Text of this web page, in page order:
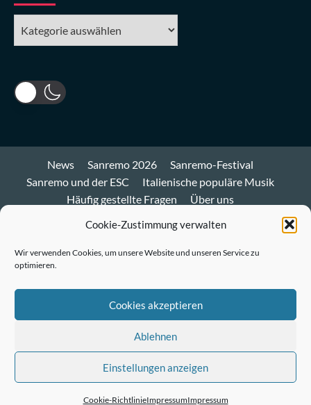
Cookie-Zustimmung verwalten
Wir verwenden Cookies, um unsere Website und unseren Service zu
optimieren.
Cookies akzeptieren
Ablehnen
Einstellungen anzeigen
Cookie-RichtlinieImpressumImpressum
News Sanremo 2026
Sanremo-Festival
Sanremo und der ESC
Italienische populäre Musik
Häufig gestellte Fragen
Über uns
Mastodon
Twitter
LinkedIn
© Sanremo-Festival.de|CoverNewsby AF themes.